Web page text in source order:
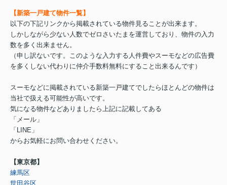
【新築一戸建て物件一覧】
以下の下記リンクから掲載されている物件見ることが出来ます。
しかしながら少ない人数でゼロさいたまを運営しており、物件の入力
数を多く出来ません。
（申し訳ないです。このような入力する人件費やスーモなどの広告費
を多くしない代わりに仲介手数料無料にすること出来るんです）
スーモなどに掲載されている新築一戸建てでしたらほとんどの物件は
当社で扱える可能性が高いです。
気になる物件などありましたら上記に記載してある
「メール」
「LINE」
からお気軽にお問い合わせください。
【東京都】
練馬区
世田谷区